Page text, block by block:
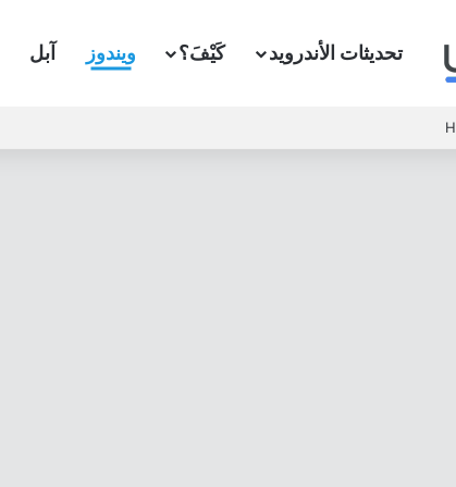
تحديثات الأندرويد كَيْفَ؟ ويندوز آبل